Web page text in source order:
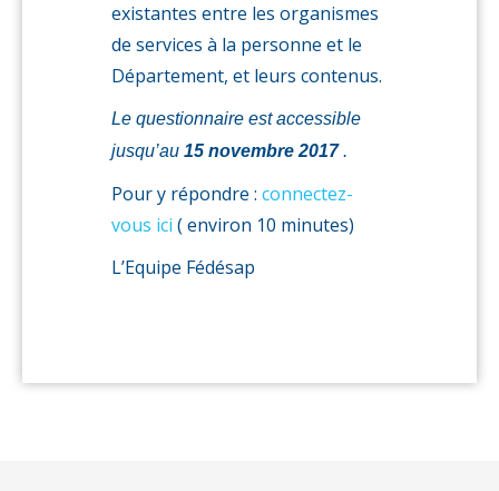
existantes entre les organismes
de services à la personne et le
Département, et leurs contenus.
Le questionnaire est accessible
jusqu’au 15 novembre 2017.
Pour y répondre : connectez-
vous ici ( environ 10 minutes)
L’Equipe Fédésap